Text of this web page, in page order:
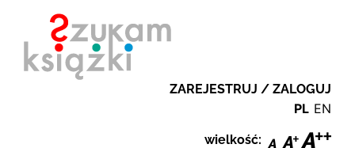
ZAREJESTRUJ / ZALOGUJ
PL EN
wielkość: